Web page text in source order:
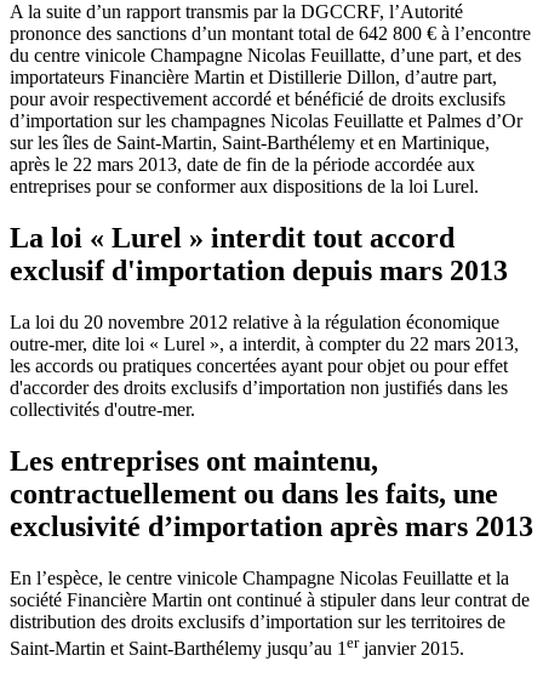
A la suite d’un rapport transmis par la DGCCRF, l’Autorité
prononce des sanctions d’un montant total de 642 800 € à l’encontre
du centre vinicole Champagne Nicolas Feuillatte, d’une part, et des
importateurs Financière Martin et Distillerie Dillon, d’autre part,
pour avoir respectivement accordé et bénéficié de droits exclusifs
d’importation sur les champagnes Nicolas Feuillatte et Palmes d’Or
sur les îles de Saint-Martin, Saint-Barthélemy et en Martinique,
après le 22 mars 2013, date de fin de la période accordée aux
entreprises pour se conformer aux dispositions de la loi Lurel.
La loi « Lurel » interdit tout accord
exclusif d'importation depuis mars 2013
La loi du 20 novembre 2012 relative à la régulation économique
outre-mer, dite loi « Lurel », a interdit, à compter du 22 mars 2013,
les accords ou pratiques concertées ayant pour objet ou pour effet
d'accorder des droits exclusifs d’importation non justifiés dans les
collectivités d'outre-mer.
Les entreprises ont maintenu,
contractuellement ou dans les faits, une
exclusivité d’importation après mars 2013
En l’espèce, le centre vinicole Champagne Nicolas Feuillatte et la
société Financière Martin ont continué à stipuler dans leur contrat de
distribution des droits exclusifs d’importation sur les territoires de
Saint-Martin et Saint-Barthélemy jusqu’au 1 erjanvier 2015.